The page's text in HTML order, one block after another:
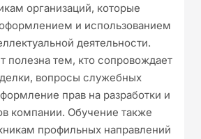
организаций, которые
и использованием
деятельности.
полезна тем, кто сопровождает
вопросы служебных
прав на разработки и
компании. Обучение также
профильных направлений